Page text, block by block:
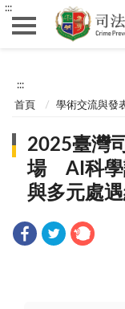
:::
:::
首頁 學術交流與發
2025臺灣
場 AI科學
與多元處